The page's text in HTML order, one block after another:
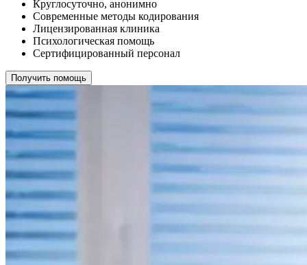
Круглосуточно, анонимно
Современные методы кодирования
Лицензированная клиника
Психологическая помощь
Сертифицированный персонал
Получить помощь